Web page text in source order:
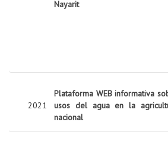
Nayarit
2021
Plataforma WEB informativa
usos del agua en la
nacional